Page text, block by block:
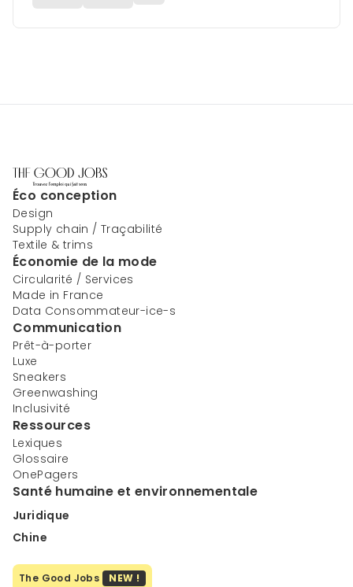
Éco conception
Design
Supply chain / Traçabilité
Textile & trims
Économie de la mode
Circularité / Services
Made in France
Data Consommateur-ice-s
Communication
Prêt-à-porter
Luxe
Sneakers
Greenwashing
Inclusivité
Ressources
Lexiques
Glossaire
OnePagers
Santé humaine et environnementale
Juridique
Chine
The Good Jobs NEW !